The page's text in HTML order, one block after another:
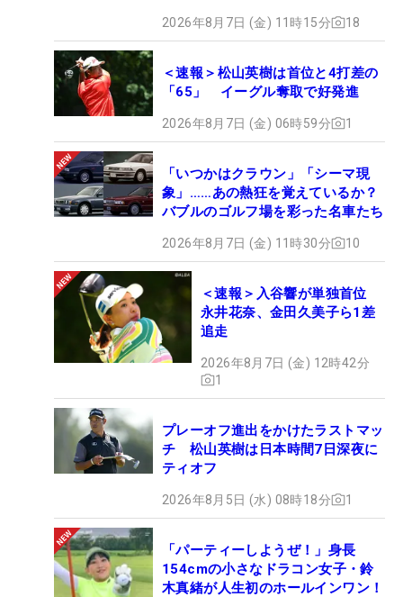
2026年8月7日 (金) 11時15分 18
＜速報＞松山英樹は首位と4打差の
「65」 イーグル奪取で好発進
2026年8月7日 (金) 06時59分 1
「いつかはクラウン」「シーマ現
象」……あの熱狂を覚えているか？
バブルのゴルフ場を彩った名車たち
2026年8月7日 (金) 11時30分 10
＜速報＞入谷響が単独首位
永井花奈、金田久美子ら1差
追走
2026年8月7日 (金) 12時42分
1
プレーオフ進出をかけたラストマッ
チ 松山英樹は日本時間7日深夜に
ティオフ
2026年8月5日 (水) 08時18分 1
「パーティーしようぜ！」身長
154cmの小さなドラコン女子・鈴
木真緒が人生初のホールインワン！